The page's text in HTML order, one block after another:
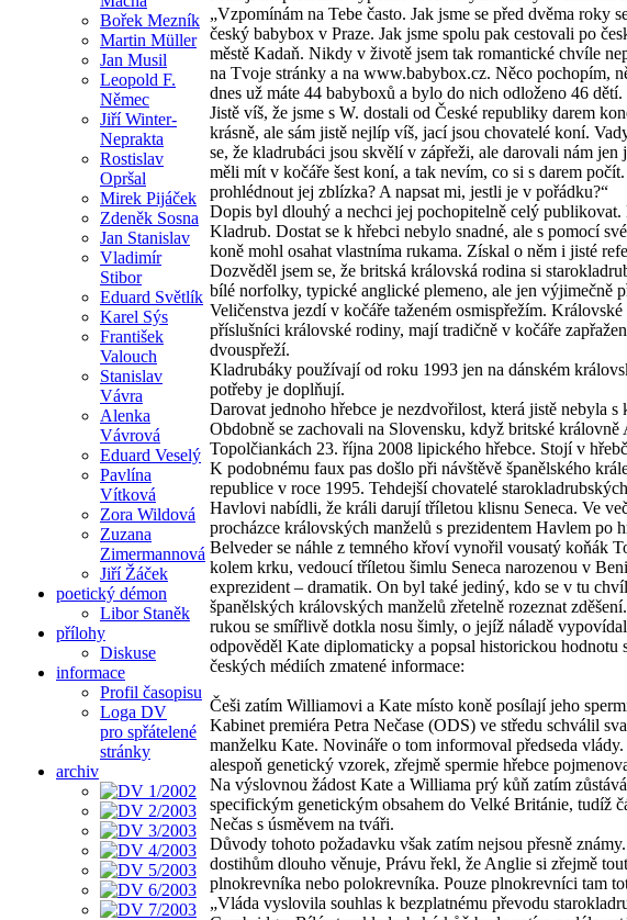
Bořek Mezník
Martin Müller
Jan Musil
Leopold F.
Němec
Jiří Winter-
Neprakta
Rostislav
Opršal
Mirek Pijáček
Zdeněk Sosna
Jan Stanislav
Vladimír
Stibor
Eduard Světlík
Karel Sýs
František
Valouch
Stanislav
Vávra
Alenka
Vávrová
Eduard Veselý
Pavlína
Vítková
Zora Wildová
Zuzana
Zimermannová
Jiří Žáček
poetický démon
Libor Staněk
přílohy
Diskuse
informace
Profil časopisu
Loga DV
pro spřátelené
stránky
archiv
„Vzpomínám na Tebe často. Jak jsme se před dvěma roky
český babybox v Praze. Jak jsme spolu pak cestovali po
městě Kadaň. Nikdy v životě jsem tak romantické chvíle
na Tvoje stránky a na www.babybox.cz. Něco pochopím,
dnes už máte 44 babyboxů a bylo do nich odloženo 46
Jistě víš, že jsme s W. dostali od České republiky darem
krásně, ale sám jistě nejlíp víš, jací jsou chovatelé koní.
se, že kladrubáci jsou skvělí v zápřeži, ale darovali nám
měli mít v kočáře šest koní, a tak nevím, co si s darem
prohlédnout jej zblízka? A napsat mi, jestli je v pořádku?“
Dopis byl dlouhý a nechci jej pochopitelně celý
Kladrub. Dostat se k hřebci nebylo snadné, ale s pomocí
koně mohl osahat vlastníma rukama. Získal o něm i jisté
Dozvěděl jsem se, že britská královská rodina si
bílé norfolky, typické anglické plemeno, ale jen výjimečně
Veličenstva jezdí v kočáře taženém osmispřežím.
příslušníci královské rodiny, mají tradičně v kočáře
dvouspřeží.
Kladrubáky používají od roku 1993 jen na dánském
potřeby je doplňují.
Darovat jednoho hřebce je nezdvořilost, která jistě nebyla
Obdobně se zachovali na Slovensku, když britské
Topolčiankách 23. října 2008 lipického hřebce. Stojí v
K podobnému faux pas došlo při návštěvě španělského
republice v roce 1995. Tehdejší chovatelé
Havlovi nabídli, že králi darují tříletou klisnu Seneca. Ve
procházce královských manželů s prezidentem Havlem po
Belveder se náhle z temného křoví vynořil vousatý koňák
kolem krku, vedoucí tříletou šimlu Seneca narozenou v
exprezident – dramatik. On byl také jediný, kdo se v tu
španělských královských manželů zřetelně rozeznat
rukou se smířlivě dotkla nosu šimly, o jejíž náladě
odpověděl Kate diplomaticky a popsal historickou
českých médiích zmatené informace:
Češi zatím Williamovi a Kate místo koně posílají jeho
Kabinet premiéra Petra Nečase (ODS) ve středu schválil
manželku Kate. Novináře o tom informoval předseda
alespoň genetický vzorek, zřejmě spermie hřebce
Na výslovnou žádost Kate a Williama prý kůň zatím
specifickým genetickým obsahem do Velké Británie, tudíž
Nečas s úsměvem na tváři.
Důvody tohoto požadavku však zatím nejsou přesně
dostihům dlouho věnuje, Právu řekl, že Anglie si zřejmě
plnokrevníka nebo polokrevníka. Pouze plnokrevníci tam
„Vláda vyslovila souhlas k bezplatnému převodu